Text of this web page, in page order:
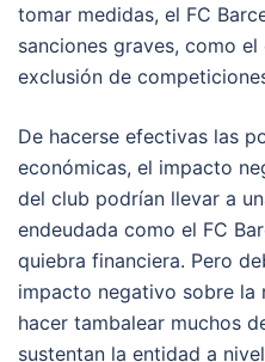
tomar medidas, el FC
sanciones graves, como
exclusión de
De hacerse efectivas las
económicas, el impacto
del club podrían llevar a
endeudada como el FC
quiebra financiera. Pero
impacto negativo sobre la
hacer tambalear muchos
sustentan la entidad a